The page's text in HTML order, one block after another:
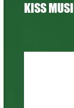
ΚISS